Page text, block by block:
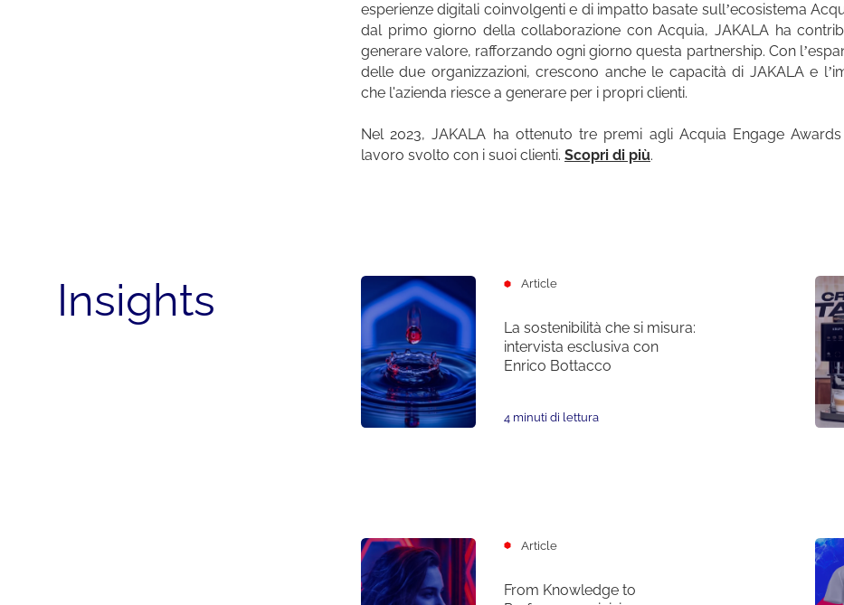
esperienze digitali coinvolgenti e di impatto basate sull’ecosistema
dal primo giorno della collaborazione con Acquia, JAKALA ha
generare valore, rafforzando ogni giorno questa partnership. Con
delle due organizzazioni, crescono anche le capacità di JAKALA e
che l'azienda riesce a generare per i propri clienti.
Nel 2023, JAKALA ha ottenuto tre premi agli Acquia Engage
lavoro svolto con i suoi clienti. Scopri di più.
Insights Article
La sostenibilità che si misura:
intervista esclusiva con
Enrico Bottacco
4 minuti di lettura
Article
From Knowledge to